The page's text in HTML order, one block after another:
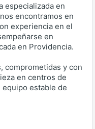
especializada en
encontramos en
experiencia en el
en
en Providencia.
comprometidas y con
en centros de
estable de